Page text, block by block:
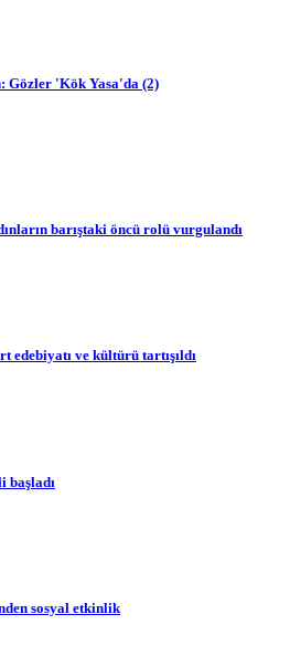
Gözler 'Kök Yasa'da (2)
barıştaki öncü rolü vurgulandı
edebiyatı ve kültürü tartışıldı
başladı
sosyal etkinlik